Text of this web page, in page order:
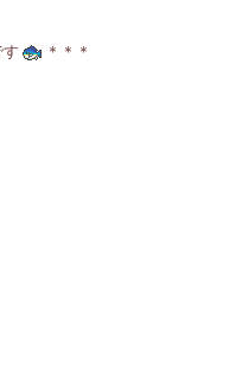
＊＊＊